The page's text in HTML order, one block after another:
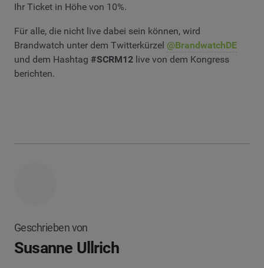
Ihr Ticket in Höhe von 10%.
Für alle, die nicht live dabei sein können, wird
Brandwatch unter dem Twitterkürzel @BrandwatchDE
und dem Hashtag #SCRM12 live von dem Kongress
berichten.
Geschrieben von
Susanne Ullrich